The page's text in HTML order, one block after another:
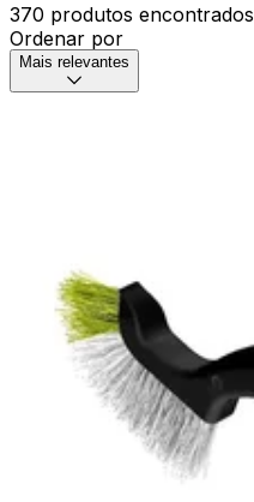
370 produtos encontrados
Ordenar por
Mais relevantes